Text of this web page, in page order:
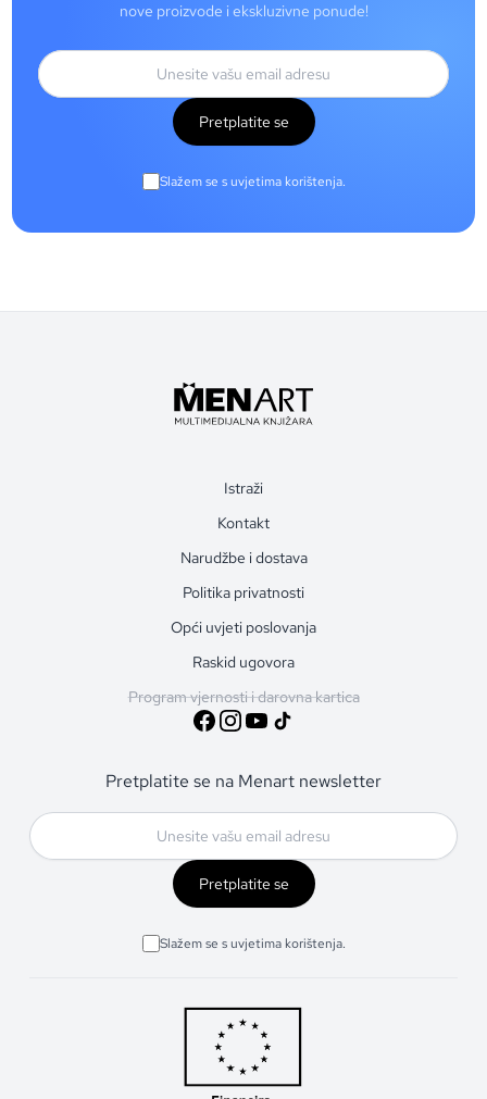
nove proizvode i ekskluzivne ponude!
Pretplatite se
Slažem se s uvjetima korištenja.
Istraži
Kontakt
Narudžbe i dostava
Politika privatnosti
Opći uvjeti poslovanja
Raskid ugovora
Program vjernosti i darovna kartica
Pretplatite se na Menart newsletter
Pretplatite se
Slažem se s uvjetima korištenja.